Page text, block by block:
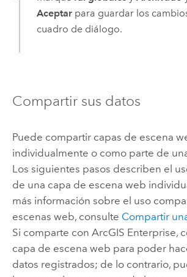
Aceptarpara guardar los
cuadro de diálogo.
Compartir sus datos
Puede compartir capas de escena
individualmente o como parte de
Los siguientes pasos describen el
de una capa de escena web
más información sobre el uso
escenas web, consulte Compartir
Si comparte con ArcGIS Enterprise,
capa de escena web para poder
datos registrados; de lo contrario,